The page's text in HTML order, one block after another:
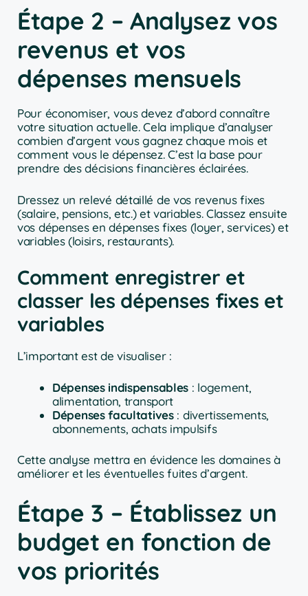
Étape 2 – Analysez vos
revenus et vos
dépenses mensuels
Pour économiser, vous devez d’abord connaître
votre situation actuelle. Cela implique d’analyser
combien d’argent vous gagnez chaque mois et
comment vous le dépensez. C’est la base pour
prendre des décisions financières éclairées.
Dressez un relevé détaillé de vos revenus fixes
(salaire, pensions, etc.) et variables. Classez ensuite
vos dépenses en dépenses fixes (loyer, services) et
variables (loisirs, restaurants).
Comment enregistrer et
classer les dépenses fixes et
variables
L’important est de visualiser :
Dépenses indispensables : logement,
alimentation, transport
Dépenses facultatives: divertissements,
abonnements, achats impulsifs
Cette analyse mettra en évidence les domaines à
améliorer et les éventuelles fuites d’argent.
Étape 3 – Établissez un
budget en fonction de
vos priorités